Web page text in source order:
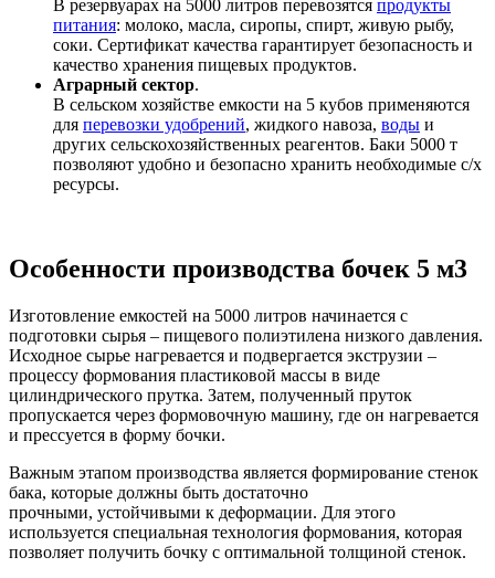
В резервуарах на 5000 литров перевозятся продукты
питания: молоко, масла, сиропы, спирт, живую рыбу,
соки. Сертификат качества гарантирует безопасность и
качество хранения пищевых продуктов.
Аграрный сектор.
В сельском хозяйстве емкости на 5 кубов применяются
для перевозки удобрений, жидкого навоза, воды и
других сельскохозяйственных реагентов. Баки 5000 т
позволяют удобно и безопасно хранить необходимые с/х
ресурсы.
Особенности производства бочек 5 м3
Изготовление емкостей на 5000 литров начинается с
подготовки сырья – пищевого полиэтилена низкого давления.
Исходное сырье нагревается и подвергается экструзии –
процессу формования пластиковой массы в виде
цилиндрического прутка. Затем, полученный пруток
пропускается через формовочную машину, где он нагревается
и прессуется в форму бочки.
Важным этапом производства является формирование стенок
бака, которые должны быть достаточно
прочными, устойчивыми к деформации. Для этого
используется специальная технология формования, которая
позволяет получить бочку с оптимальной толщиной стенок.